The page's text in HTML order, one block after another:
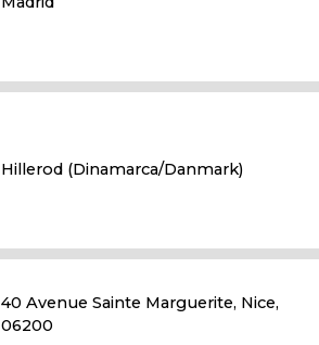
Hillerod (Dinamarca/Danmark)
40 Avenue Sainte Marguerite, Nice,
06200